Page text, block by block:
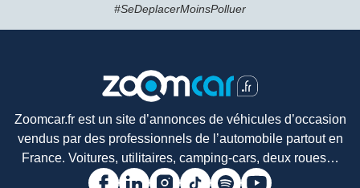
#SeDeplacerMoinsPolluer
Zoomcar.fr est un site d’annonces de véhicules d’occasion
vendus par des professionnels de l’automobile partout en
France. Voitures, utilitaires, camping-cars, deux roues…